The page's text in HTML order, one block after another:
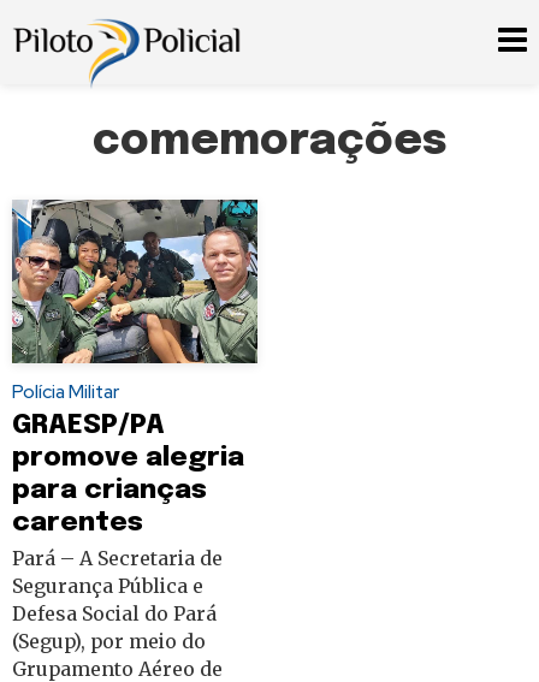
comemorações
Polícia Militar
GRAESP/PA
promove alegria
para crianças
carentes
Pará – A Secretaria de
Segurança Pública e
Defesa Social do Pará
(Segup), por meio do
Grupamento Aéreo de